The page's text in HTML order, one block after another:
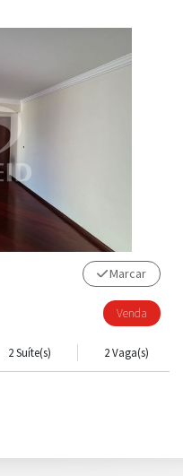
Marcar
Venda
2 Suíte(s) 2 Vaga(s)